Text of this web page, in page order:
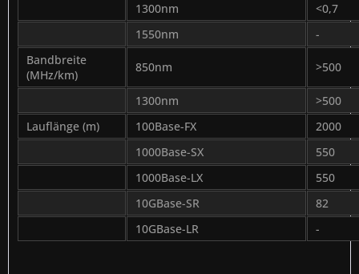
1300nm
<0,7
1550nm
-
Bandbreite
(MHz/km)
850nm >500
1300nm
>500
Lauflänge (m)
100Base-FX
2000
1000Base-SX
550
1000Base-LX
550
10GBase-SR
82
10GBase-LR
-